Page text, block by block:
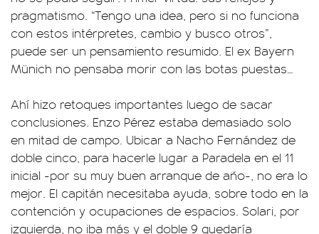
pragmatismo. “Tengo una idea, pero si no funciona
con estos intérpretes, cambio y busco otros”,
puede ser un pensamiento resumido. El ex Bayern
Münich no pensaba morir con las botas puestas…
Ahí hizo retoques importantes luego de sacar
conclusiones. Enzo Pérez estaba demasiado solo
en mitad de campo. Ubicar a Nacho Fernández de
doble cinco, para hacerle lugar a Paradela en el 11
inicial -por su muy buen arranque de año-, no era lo
mejor. El capitán necesitaba ayuda, sobre todo en la
contención y ocupaciones de espacios. Solari, por
izquierda, no iba más y el doble 9 quedaría